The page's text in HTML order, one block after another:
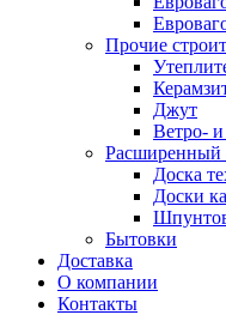
Прочие
Джут
Ветро-
Расширенный
Доска
Доски
Бытовки
Доставка
О компании
Контакты